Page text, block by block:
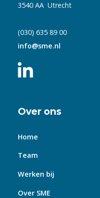
3540 AA Utrecht
(030) 635 89 00
info@sme.nl
Over ons
Home
Team
Werken bij
Over SME